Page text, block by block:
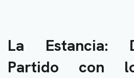
La Estancia:
Partido con